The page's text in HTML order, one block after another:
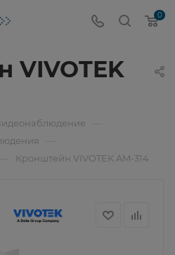
0
VIVOTEK
Кронштейн VIVOTEK AM-314